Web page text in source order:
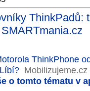
ThinkPadů:
ThinkPhone
Mobilizujeme.cz
o tomto tématu v